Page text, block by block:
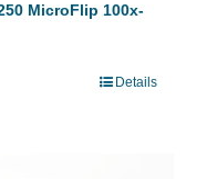
MicroFlip 100x-
Details